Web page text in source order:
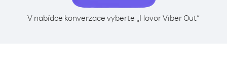
V nabídce konverzace vyberte „Hovor Viber Out“